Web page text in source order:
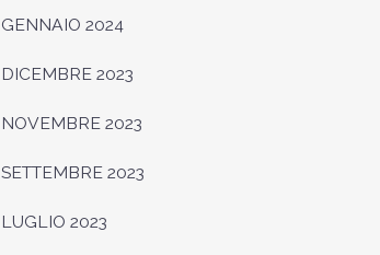
GENNAIO 2024
DICEMBRE 2023
NOVEMBRE 2023
SETTEMBRE 2023
LUGLIO 2023